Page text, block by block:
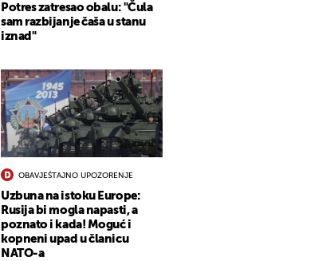
Potres zatresao obalu: "Čula
sam razbijanje čaša u stanu
iznad"
OBAVJEŠTAJNO UPOZORENJE
Uzbuna na istoku Europe:
Rusija bi mogla napasti, a
poznato i kada! Moguć i
kopneni upad u članicu
NATO-a